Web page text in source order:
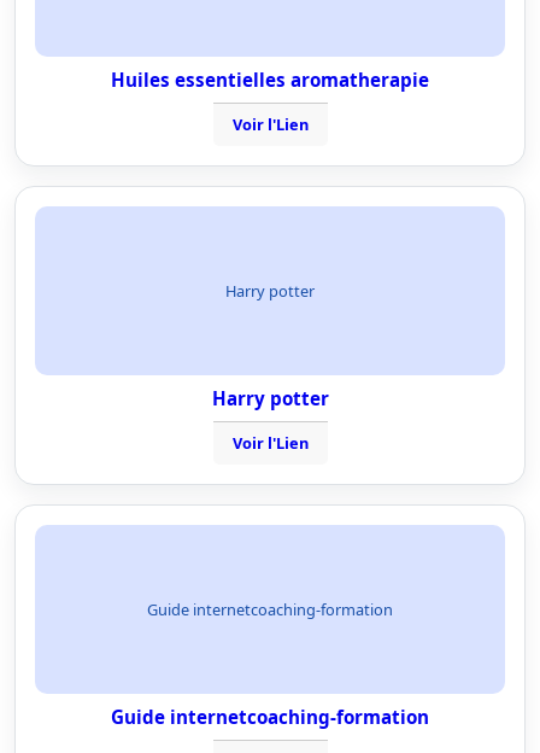
Huiles essentielles aromatherapie
Voir l'Lien
Harry potter
Harry potter
Voir l'Lien
Guide internetcoaching-formation
Guide internetcoaching-formation